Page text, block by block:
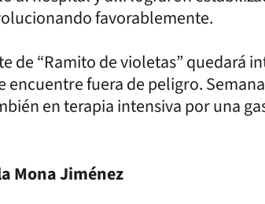
favorablemente.
de “Ramito de violetas” quedará
encuentre fuera de peligro.
en terapia intensiva por una
Mona Jiménez